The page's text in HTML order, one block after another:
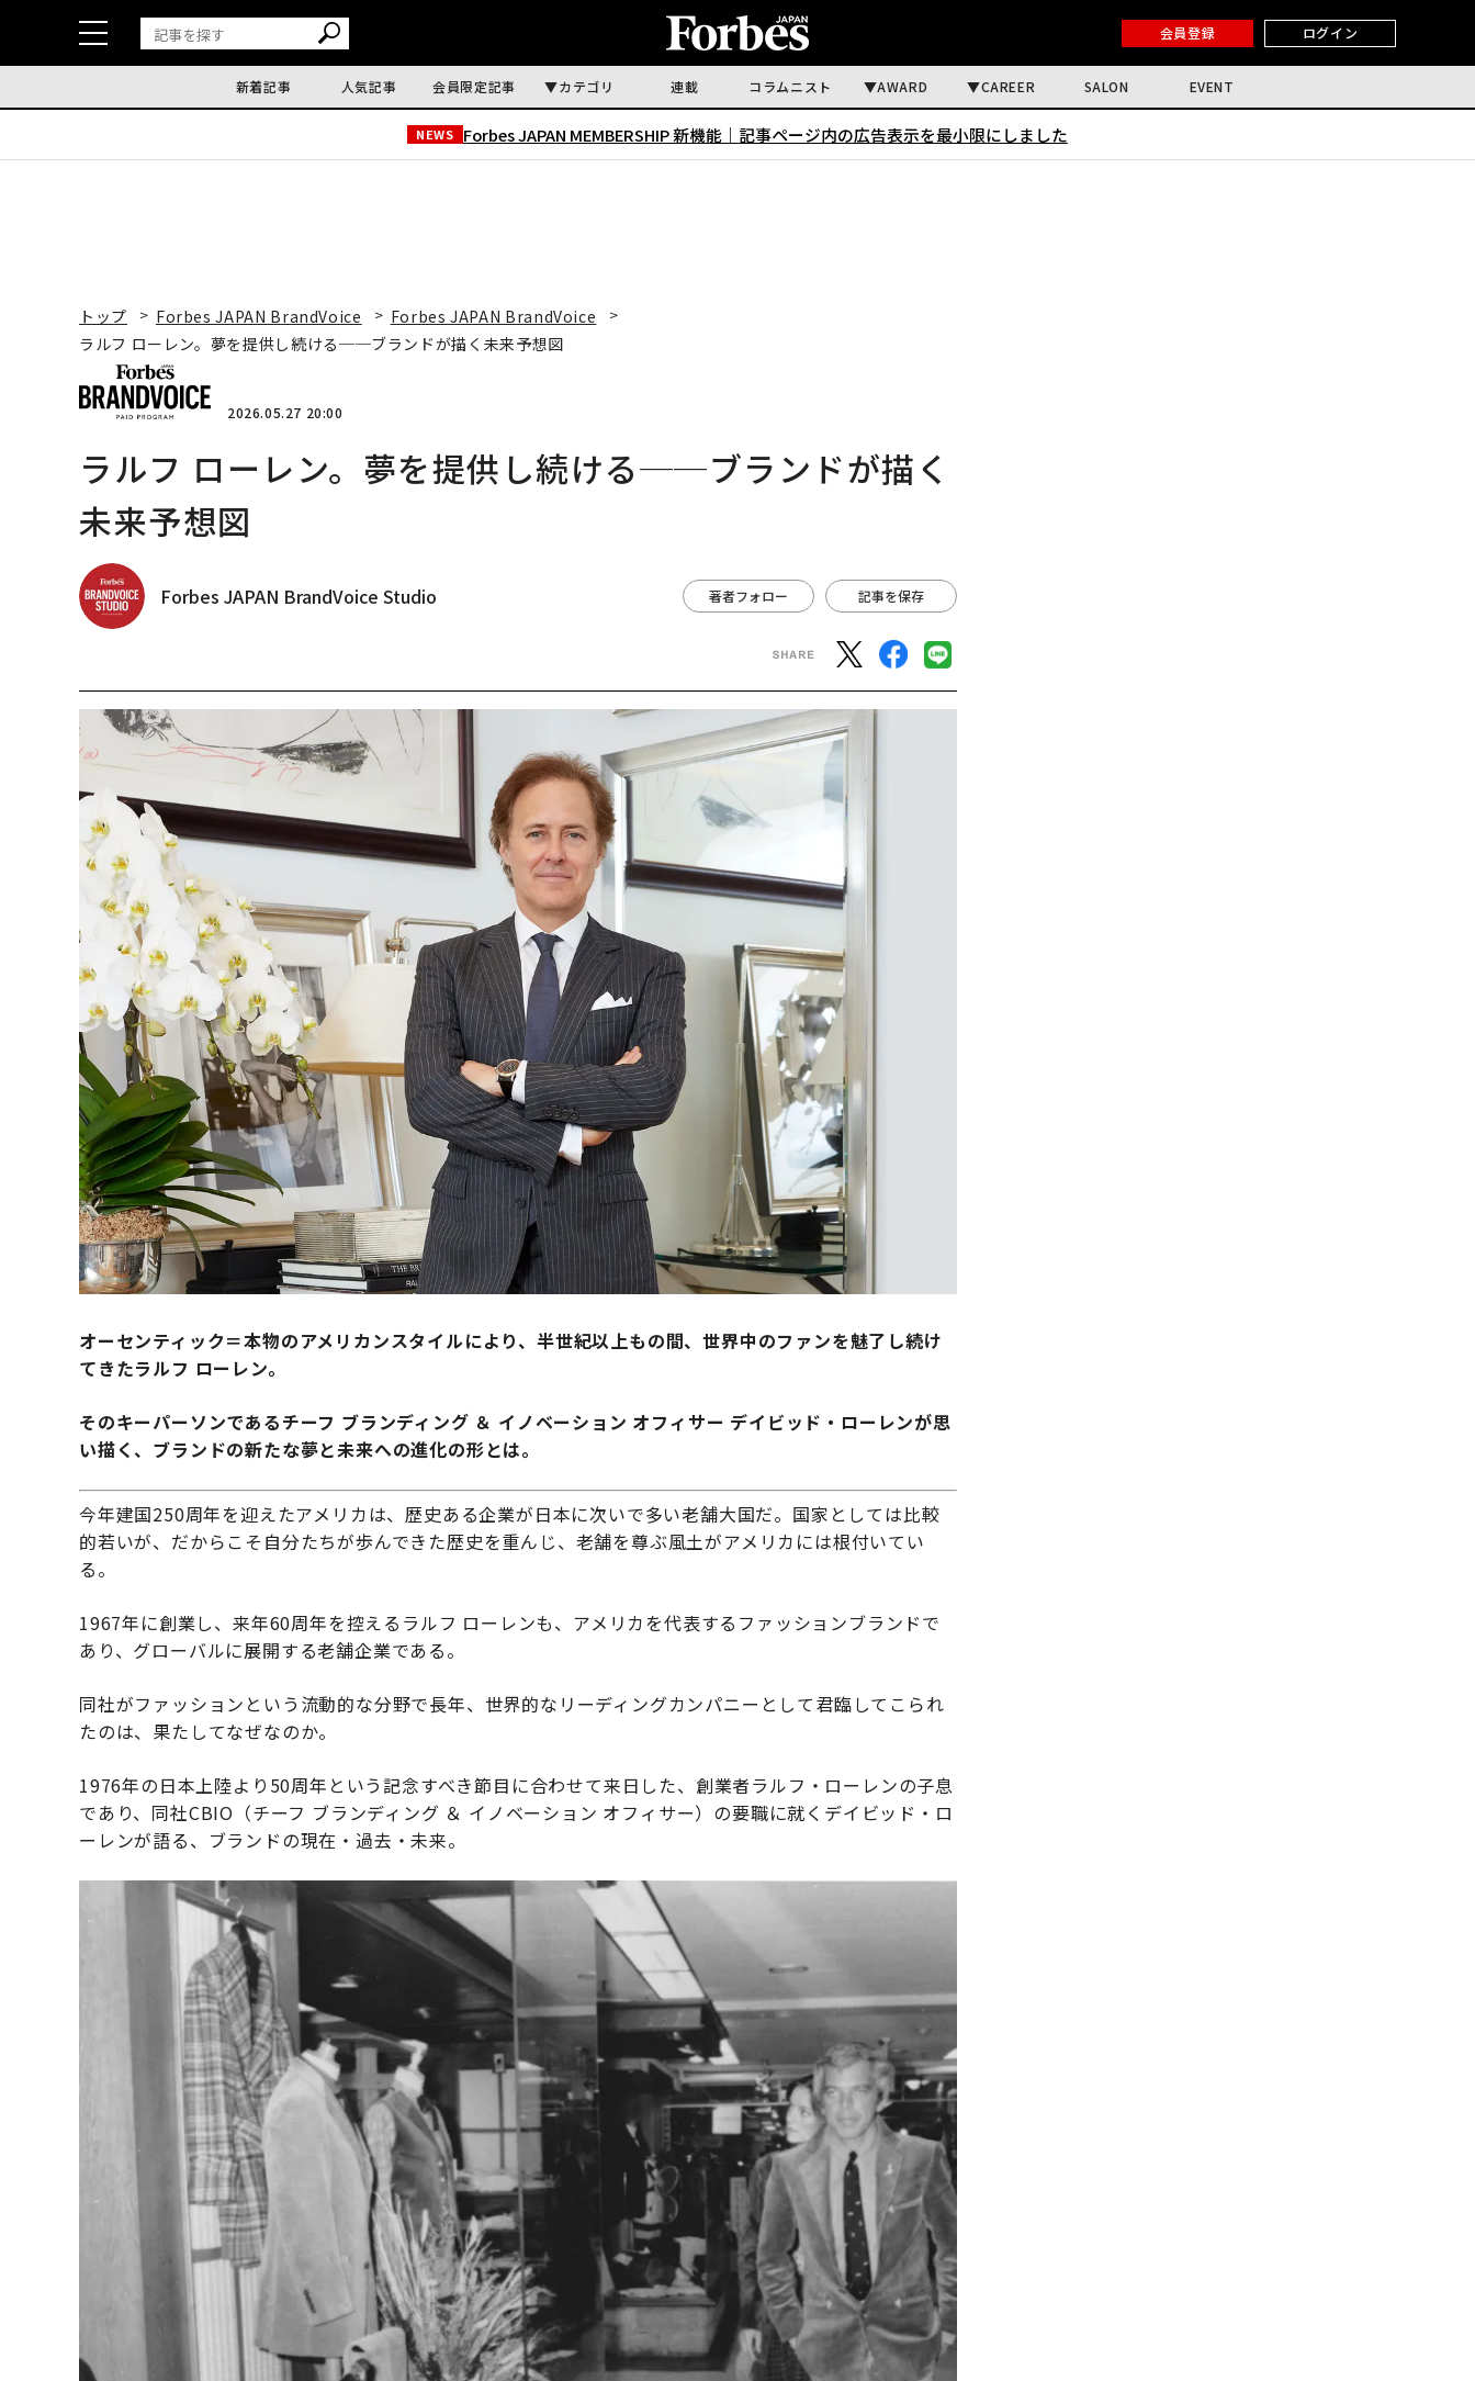
会員登録 ログイン
新着記事 人気記事 会員限定記事 カテゴリ 連載 コラムニスト AWARD CAREER SALON EVENT
NEWS Forbes JAPAN MEMBERSHIP 新機能｜ 記事ページ内の広告表示を最小限にしました
トップ Forbes JAPAN BrandVoice
Forbes JAPAN BrandVoice
ラルフ ローレン。夢を提供し続ける──ブランドが描く未来予想図
2026.05.27 20:00
ラルフ ローレン。夢を提供し続ける──ブランドが描く
未来予想図
Forbes JAPAN BrandVoice Studio 著者フォロー 記事を保存
オーセンティック＝本物のアメリカンスタイルにより、半世紀以上もの間、世界中のファンを魅了し続け
てきたラルフ ローレン。
そのキーパーソンであるチーフ ブランディング ＆ イノベーション オフィサー デイビッド・ローレンが思
い描く、ブランドの新たな夢と未来への進化の形とは。
今年建国250周年を迎えたアメリカは、歴史ある企業が日本に次いで多い老舗大国だ。国家としては比較
的若いが、だからこそ自分たちが歩んできた歴史を重んじ、老舗を尊ぶ風土がアメリカには根付いてい
る。
1967年に創業し、来年60周年を控えるラルフ ローレンも、アメリカを代表するファッションブランドで
あり、グローバルに展開する老舗企業である。
同社がファッションという流動的な分野で長年、世界的なリーディングカンパニーとして君臨してこられ
たのは、果たしてなぜなのか。
1976年の日本上陸より50周年という記念すべき節目に合わせて来日した、創業者ラルフ・ローレンの子息
であり、同社CBIO（チーフ ブランディング ＆ イノベーション オフィサー）の要職に就くデイビッド・ロ
ーレンが語る、ブランドの現在・過去・未来。